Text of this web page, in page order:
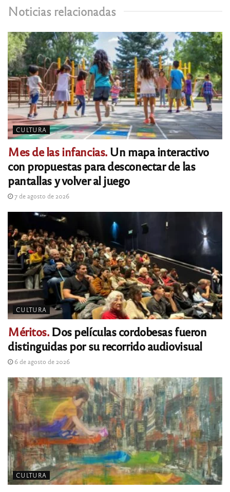
Noticias relacionadas
CULTURA
Mes de las infancias.Un mapa interactivo
con propuestas para desconectar de las
pantallas y volver al juego
7 de agosto de 2026
CULTURA
Méritos.Dos películas cordobesas fueron
distinguidas por su recorrido audiovisual
6 de agosto de 2026
CULTURA